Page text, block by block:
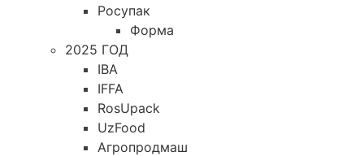
Росупак
Форма
2025 ГОД
IBA
IFFA
RosUpack
UzFood
Агропродмаш